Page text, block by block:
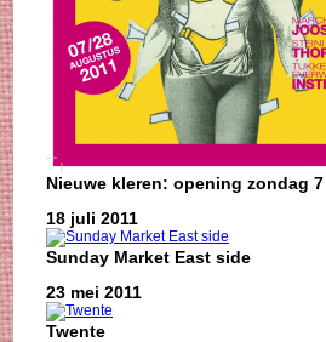
Nieuwe kleren: opening zondag
18 juli 2011
Sunday Market East side
23 mei 2011
Twente